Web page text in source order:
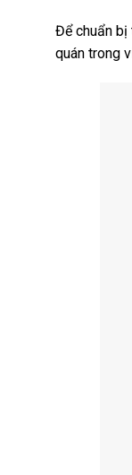
Để chuẩn bị
quán trong